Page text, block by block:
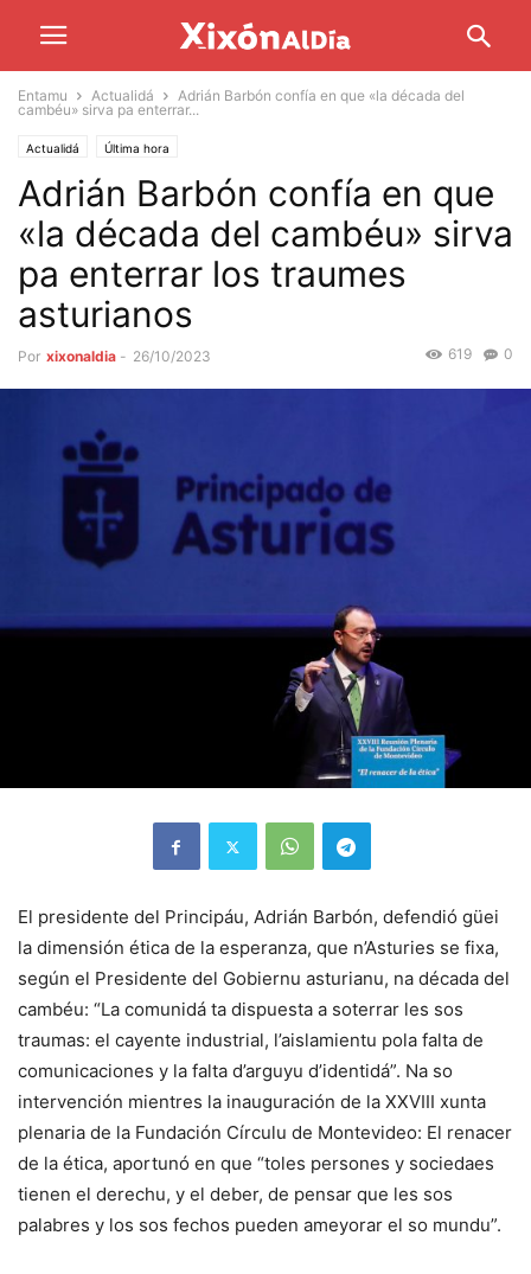
Entamu Actualidá
Adrián Barbón confía en que «la década del
cambéu» sirva pa enterrar...
Actualidá Última hora
Adrián Barbón confía en que
«la década del cambéu» sirva
pa enterrar los traumes
asturianos
Por xixonaldia - 26/10/2023 0
619
El presidente del Principáu, Adrián Barbón, defendió güei
la dimensión ética de la esperanza, que n’Asturies se fixa,
según el Presidente del Gobiernu asturianu, na década del
cambéu: “La comunidá ta dispuesta a soterrar les sos
traumas: el cayente industrial, l’aislamientu pola falta de
comunicaciones y la falta d’arguyu d’identidá”. Na so
intervención mientres la inauguración de la XXVIII xunta
plenaria de la Fundación Círculu de Montevideo: El renacer
de la ética, aportunó en que “toles persones y sociedaes
tienen el derechu, y el deber, de pensar que les sos
palabres y los sos fechos pueden ameyorar el so mundu”.